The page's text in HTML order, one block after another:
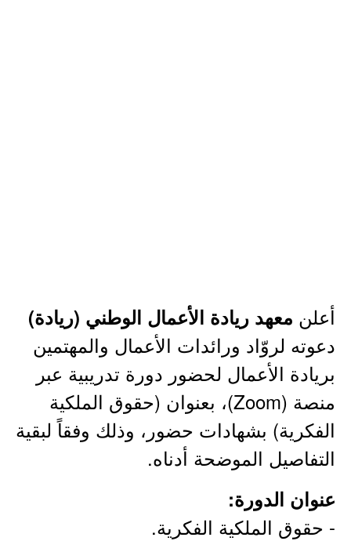
أعلن معهد ريادة الأعمال الوطني (ريادة)
دعوته لروّاد ورائدات الأعمال والمهتمين
بريادة الأعمال لحضور دورة تدريبية عبر
منصة (Zoom)، بعنوان (حقوق الملكية
الفكرية) بشهادات حضور، وذلك وفقاً لبقية
التفاصيل الموضحة أدناه.
عنوان الدورة:
- حقوق الملكية الفكرية.